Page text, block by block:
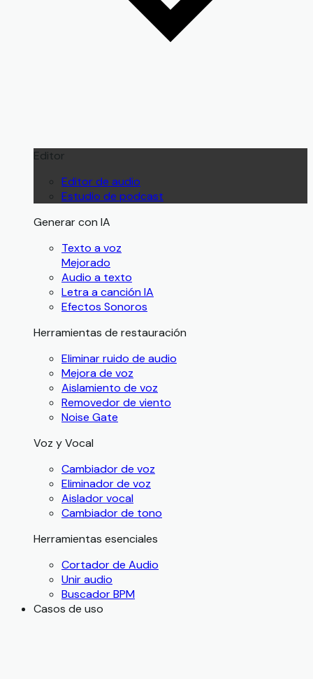
Editor
Editor de audio
Estudio de podcast
Generar con IA
Texto a voz
Mejorado
Audio a texto
Letra a canción IA
Efectos Sonoros
Herramientas de restauración
Eliminar ruido de audio
Mejora de voz
Aislamiento de voz
Removedor de viento
Noise Gate
Voz y Vocal
Cambiador de voz
Eliminador de voz
Aislador vocal
Cambiador de tono
Herramientas esenciales
Cortador de Audio
Unir audio
Buscador BPM
Casos de uso